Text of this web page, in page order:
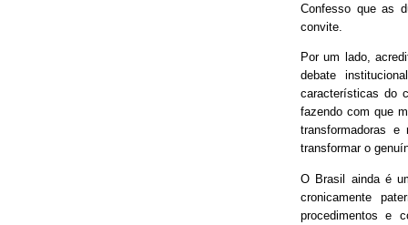
Confesso que as
convite.
Por um lado,
debate
características do
fazendo com que
transformadoras
transformar o
O Brasil ainda é
cronicamente
procedimentos e